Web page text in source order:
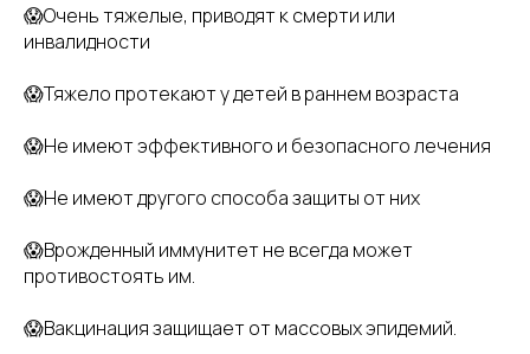
😱Очень тяжелые, приводят к смерти или
инвалидности
😱Тяжело протекают у детей в раннем возраста
😱Не имеют эффективного и безопасного лечения
😱Не имеют другого способа защиты от них
😱Врожденный иммунитет не всегда может
противостоять им.
😱Вакцинация защищает от массовых эпидемий.